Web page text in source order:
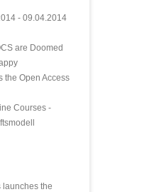
- 09.04.2014
are Doomed
the Open Access
Courses -
launches the